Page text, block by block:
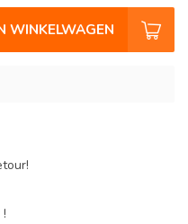
WINKELWAGEN